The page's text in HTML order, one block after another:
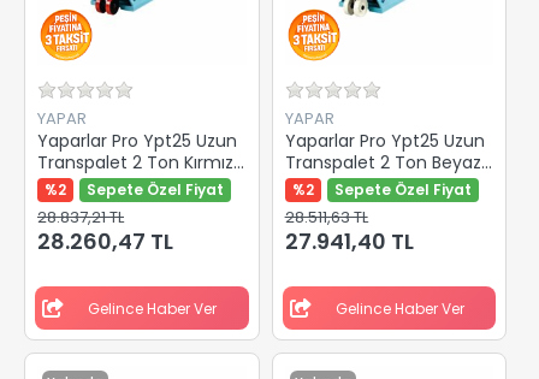
YAPAR
Yaparlar Pro Ypt25 Uzun
Transpalet 2 Ton Kırmızı
Pu Teker 2000 Mm Y-
82800
%2 Sepete Özel Fiyat
28.837,21 TL
28.260,47 TL
Gelince Haber Ver
YAPAR
Yaparlar Pro Ypt25 Uzun
Transpalet 2 Ton Beyaz
Kemik Teker 2000 Mm
Y-82801
%2 Sepete Özel Fiyat
28.511,63 TL
27.941,40 TL
Gelince Haber Ver